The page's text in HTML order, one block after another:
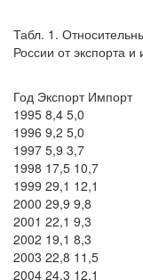
Табл. 1.
России от экспорта
Год Экспорт Импорт
1995 8,4 5,0
1996 9,2 5,0
1997 5,9 3,7
1998 17,5 10,7
1999 29,1 12,1
2000 29,9 9,8
2001 22,1 9,3
2002 19,1 8,3
2003 22,8 11,5
2004 24,3 12,1